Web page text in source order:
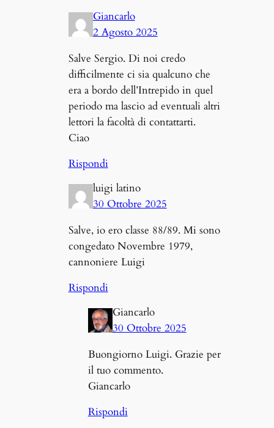
Giancarlo
2 Agosto 2025
Salve Sergio. Di noi credo
difficilmente ci sia qualcuno che
era a bordo dell’Intrepido in quel
periodo ma lascio ad eventuali altri
lettori la facoltà di contattarti.
Ciao
Rispondi
luigi latino
30 Ottobre 2025
Salve, io ero classe 88/89. Mi sono
congedato Novembre 1979,
cannoniere Luigi
Rispondi
Giancarlo
30 Ottobre 2025
Buongiorno Luigi. Grazie per
il tuo commento.
Giancarlo
Rispondi